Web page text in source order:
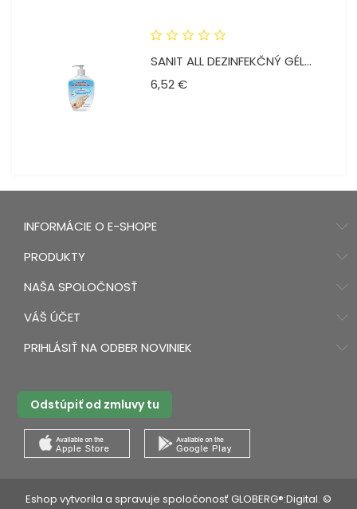
SANIT ALL DEZINFEKČNÝ GÉL...
6,52 €Cena
INFORMÁCIE O E-SHOPE
PRODUKTY
NAŠA SPOLOČNOSŤ
VÁŠ ÚČET
PRIHLÁSIŤ NA ODBER NOVINIEK
Odstúpiť od zmluvy tu
Eshop vytvorila a spravuje spoločonosť GLOBERG®:Digital. ©